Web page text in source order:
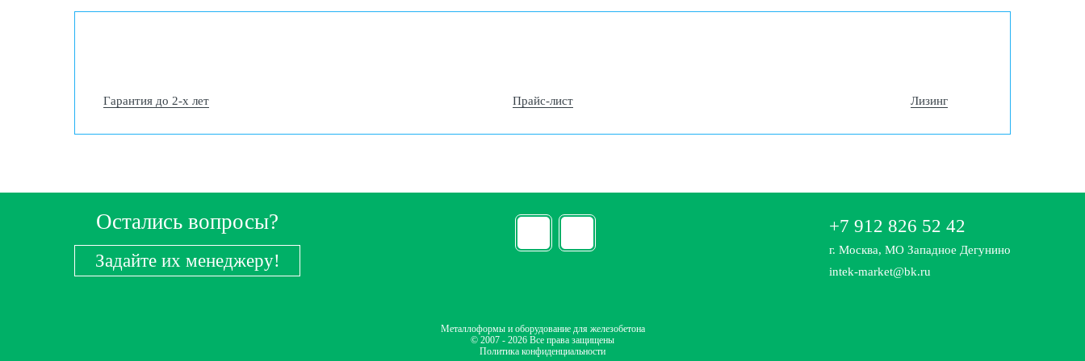
Гарантия до 2-х лет Прайс-лист Лизинг
Остались вопросы?
Задайте их менеджеру!
+7 912 826 52 42
г. Москва, МО Западное Дегунино
intek-market@bk.ru
Металлоформы и оборудование для железобетона
© 2007 - 2026 Все права защищены
Политика конфиденциальности